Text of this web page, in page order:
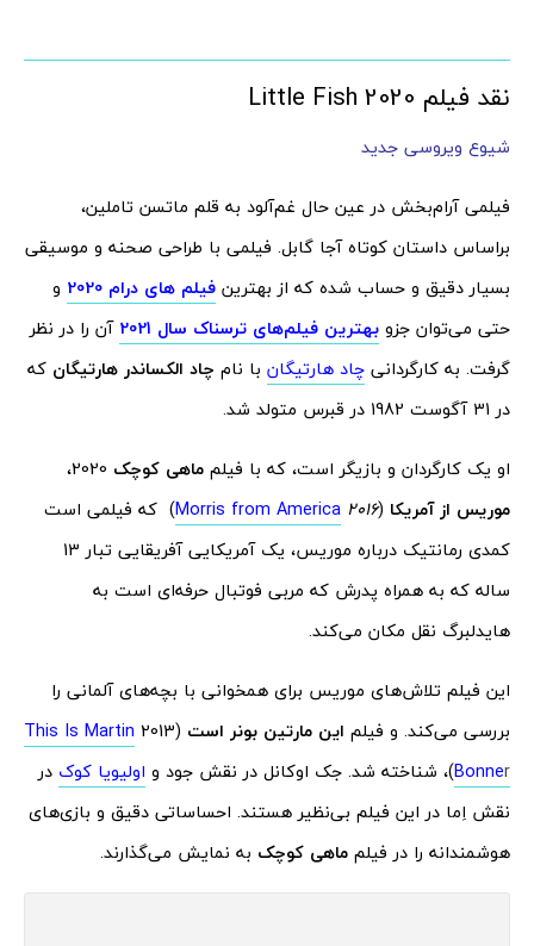
نقد فیلم 2020 Little Fish
شیوع ویروسی جدید
فیلمی آرام‌بخش در عین حال غم‌آلود به قلم ماتسن تاملین،
براساس داستان کوتاه آجا گابل. فیلمی با طراحی صحنه و موسیقی
بسیار دقیق و حساب شده که از بهترین فیلم های درام 2020 و
حتی می‌توان جزو بهترین فیلم‌های ترسناک سال 2021
آن را در نظر
گرفت. به کارگردانی چاد هارتیگان با نام چاد الکساندر هارتیگان که
در 31 آگوست 1982 در قبرس متولد شد.
او یک کارگردان و بازیگر است، که با فیلم ماهی کوچک
موریس از آمریکا (
Morris from America 2016
) که فیلمی است
کمدی رمانتیک درباره موریس، یک آمریکایی آفریقایی تبار 13
ساله که به همراه پدرش که مربی فوتبال حرفه‌ای است به
هایدلبرگ نقل مکان می‌کند.
این فیلم تلاش‌های موریس برای همخوانی با بچه‌های آلمانی را
بررسی می‌کند. و فیلم این مارتین بونر است (2013
This Is Martin
Bonner )، شناخته شد. جک اوکانل در نقش جود و اولیویا کوک در
نقش اِما در این فیلم بی‌نظیر هستند. احساساتی دقیق و بازی‌های
هوشمندانه را در فیلم ماهی کوچک به نمایش می‌گذارند.